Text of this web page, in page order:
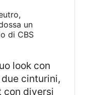
un
di CBS
look con
cinturini,
con diversi